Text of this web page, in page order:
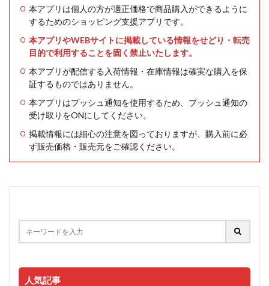
本アプリは個人の方が適正価格で商品購入ができるように
するためのショッピング支援アプリです。
本アプリやWEBサイトに掲載している情報をせどり・転売
目的で利用することを固く禁止いたします。
本アプリが配信する入荷情報・在庫情報は確実な購入を保
証するものではありません。
本アプリはプッシュ通知を使用するため、プッシュ通知の
受け取りをONにしてください。
掲載情報には細心の注意を図っておりますが、購入前に必
ず販売価格・販売元をご確認ください。
人気記事